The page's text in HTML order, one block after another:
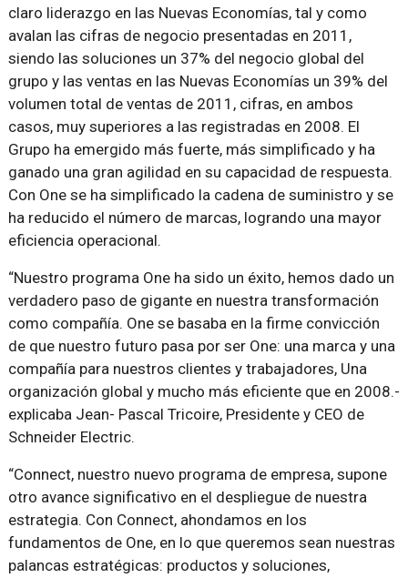
claro liderazgo en las Nuevas Economías, tal y como
avalan las cifras de negocio presentadas en 2011,
siendo las soluciones un 37% del negocio global del
grupo y las ventas en las Nuevas Economías un 39% del
volumen total de ventas de 2011, cifras, en ambos
casos, muy superiores a las registradas en 2008. El
Grupo ha emergido más fuerte, más simplificado y ha
ganado una gran agilidad en su capacidad de respuesta.
Con One se ha simplificado la cadena de suministro y se
ha reducido el número de marcas, logrando una mayor
eficiencia operacional.
“Nuestro programa One ha sido un éxito, hemos dado un
verdadero paso de gigante en nuestra transformación
como compañía. One se basaba en la firme convicción
de que nuestro futuro pasa por ser One: una marca y una
compañía para nuestros clientes y trabajadores, Una
organización global y mucho más eficiente que en 2008.-
explicaba Jean- Pascal Tricoire, Presidente y CEO de
Schneider Electric.
“Connect, nuestro nuevo programa de empresa, supone
otro avance significativo en el despliegue de nuestra
estrategia. Con Connect, ahondamos en los
fundamentos de One, en lo que queremos sean nuestras
palancas estratégicas: productos y soluciones,